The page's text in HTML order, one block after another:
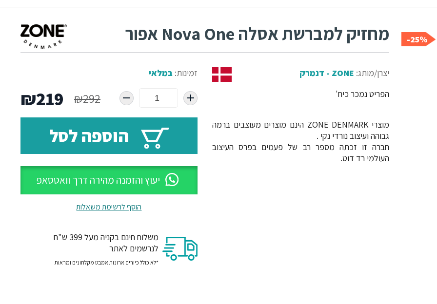
25%- מחזיק למברשת אסלה Nova One אפור
יצרן/מותג: ZONE - דנמרק
הפריט נמכר כיח'
מוצרי ZONE DENMARK הינם מוצרים מעוצבים ברמה
גבוהה ועיצוב נורדי נקי .
חברה זו זכתה מספר רב של פעמים בפרס העיצוב
העולמי רד דוט.
זמינות:במלאי
₪292
המחיר
המקורי
היה:
₪292.
₪219
הוספה לסל
יעוץ והזמנה מהירה דרך וואטסאפ
הוסף לרשימת משאלות
משלוח חינם בקניה מעל 399 ש"ח
לנרשמים לאתר
*לא כולל כיורים ארונות אמבט מקלחונים ומראות